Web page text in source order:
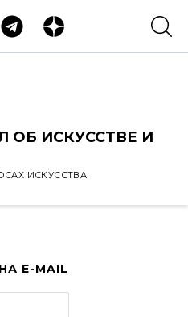
ОБ ИСКУССТВЕ И
ИСКУССТВА
E-MAIL